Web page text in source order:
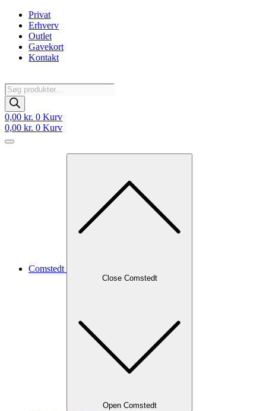
Videre
indhold
Privat
Erhverv
Outlet
Gavekort
Kontakt
Products
search
0,00 kr. 0 Kurv
0,00 kr. 0 Kurv
Comstedt
Close Comstedt
Open Comstedt